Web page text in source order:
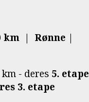
km | Rønne |
- deres 5. etape
3. etape